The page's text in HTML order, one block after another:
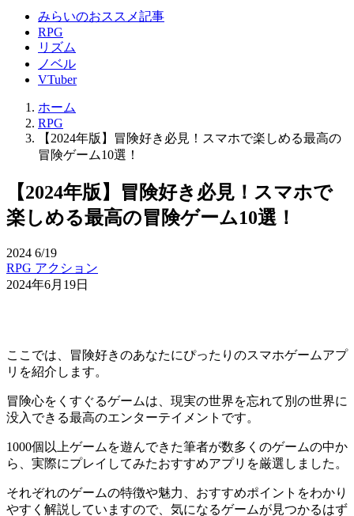
みらいのおススメ記事
RPG
リズム
ノベル
VTuber
ホーム
RPG
【2024年版】冒険好き必見！スマホで楽しめる最高の
冒険ゲーム10選！
【2024年版】冒険好き必見！スマホで
楽しめる最高の冒険ゲーム10選！
2024 6/19
RPG アクション
2024年6月19日
ここでは、冒険好きのあなたにぴったりのスマホゲームアプ
リを紹介します。
冒険心をくすぐるゲームは、現実の世界を忘れて別の世界に
没入できる最高のエンターテイメントです。
1000個以上ゲームを遊んできた筆者が数多くのゲームの中か
ら、実際にプレイしてみたおすすめアプリを厳選しました。
それぞれのゲームの特徴や魅力、おすすめポイントをわかり
やすく解説していますので、気になるゲームが見つかるはず